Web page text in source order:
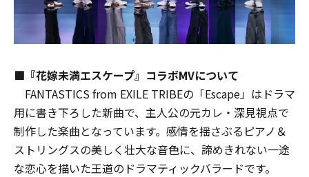
■『花嫁未満エスケープ』コラボMVについて
FANTASTICS from EXILE TRIBEの「Escape」はドラマ
用に書き下ろした新曲で、主人公の元カレ・深見視点で
制作した楽曲となっています。感情を揺さぶるピアノ＆
ストリングスの美しく壮大な音色に、諦めきれない一途
な恋心を描いた王道のドラマティックバラードです。